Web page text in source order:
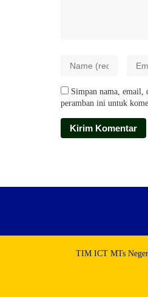
Simpan nama, email,
peramban ini untuk
TIM ICT MTs